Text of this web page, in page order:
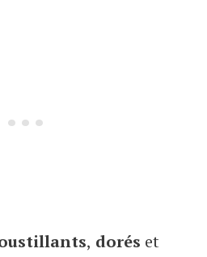
, dorés et